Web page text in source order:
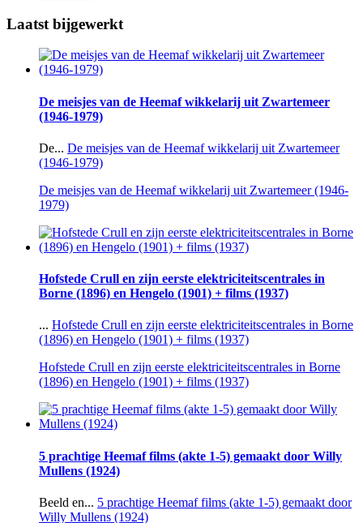
Laatst bijgewerkt
De meisjes van de Heemaf wikkelarij uit Zwartemeer
(1946-1979)
De... De meisjes van de Heemaf wikkelarij uit Zwartemeer
(1946-1979)
De meisjes van de Heemaf wikkelarij uit Zwartemeer (1946-
1979)
Hofstede Crull en zijn eerste elektriciteitscentrales in
Borne (1896) en Hengelo (1901) + films (1937)
... Hofstede Crull en zijn eerste elektriciteitscentrales in Borne
(1896) en Hengelo (1901) + films (1937)
Hofstede Crull en zijn eerste elektriciteitscentrales in Borne
(1896) en Hengelo (1901) + films (1937)
5 prachtige Heemaf films (akte 1-5) gemaakt door Willy
Mullens (1924)
Beeld en... 5 prachtige Heemaf films (akte 1-5) gemaakt door
Willy Mullens (1924)